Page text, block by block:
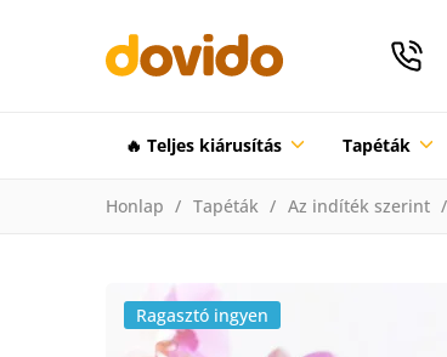
🔥 Teljes kiárusítás Tapéták
Honlap Tapéták Az indíték szerint
Ragasztó ingyen